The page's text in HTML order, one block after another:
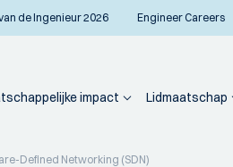
de Ingenieur 2026 Engineer Careers
impact Lidmaatschap
Defined Networking (SDN)